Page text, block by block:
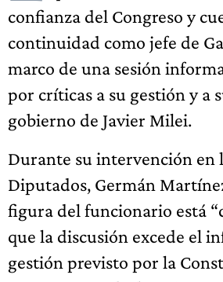
confianza del Congreso y
continuidad como jefe de
marco de una sesión
por críticas a su gestión y a
gobierno de Javier Milei.
Durante su intervención en
Diputados, Germán
figura del funcionario está
que la discusión excede el
gestión previsto por la